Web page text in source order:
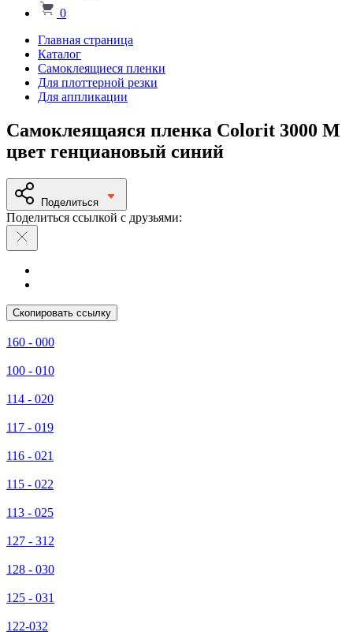
0
Главная страница
Каталог
Самоклеящиеся пленки
Для плоттерной резки
Для аппликации
Самоклеящаяся пленка Colorit 3000 M
цвет генциановый синий
Поделиться
Поделиться ссылкой с друзьями:
Скопировать ссылку
160 - 000
100 - 010
114 - 020
117 - 019
116 - 021
115 - 022
113 - 025
127 - 312
128 - 030
125 - 031
122-032